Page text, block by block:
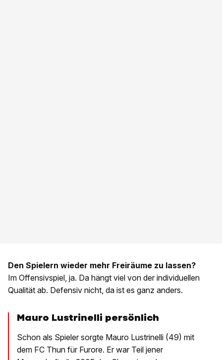
Den Spielern wieder mehr Freiräume zu lassen?
Im Offensivspiel, ja. Da hängt viel von der individuellen
Qualität ab. Defensiv nicht, da ist es ganz anders.
Mauro Lustrinelli persönlich
Schon als Spieler sorgte Mauro Lustrinelli (49) mit
dem FC Thun für Furore. Er war Teil jener